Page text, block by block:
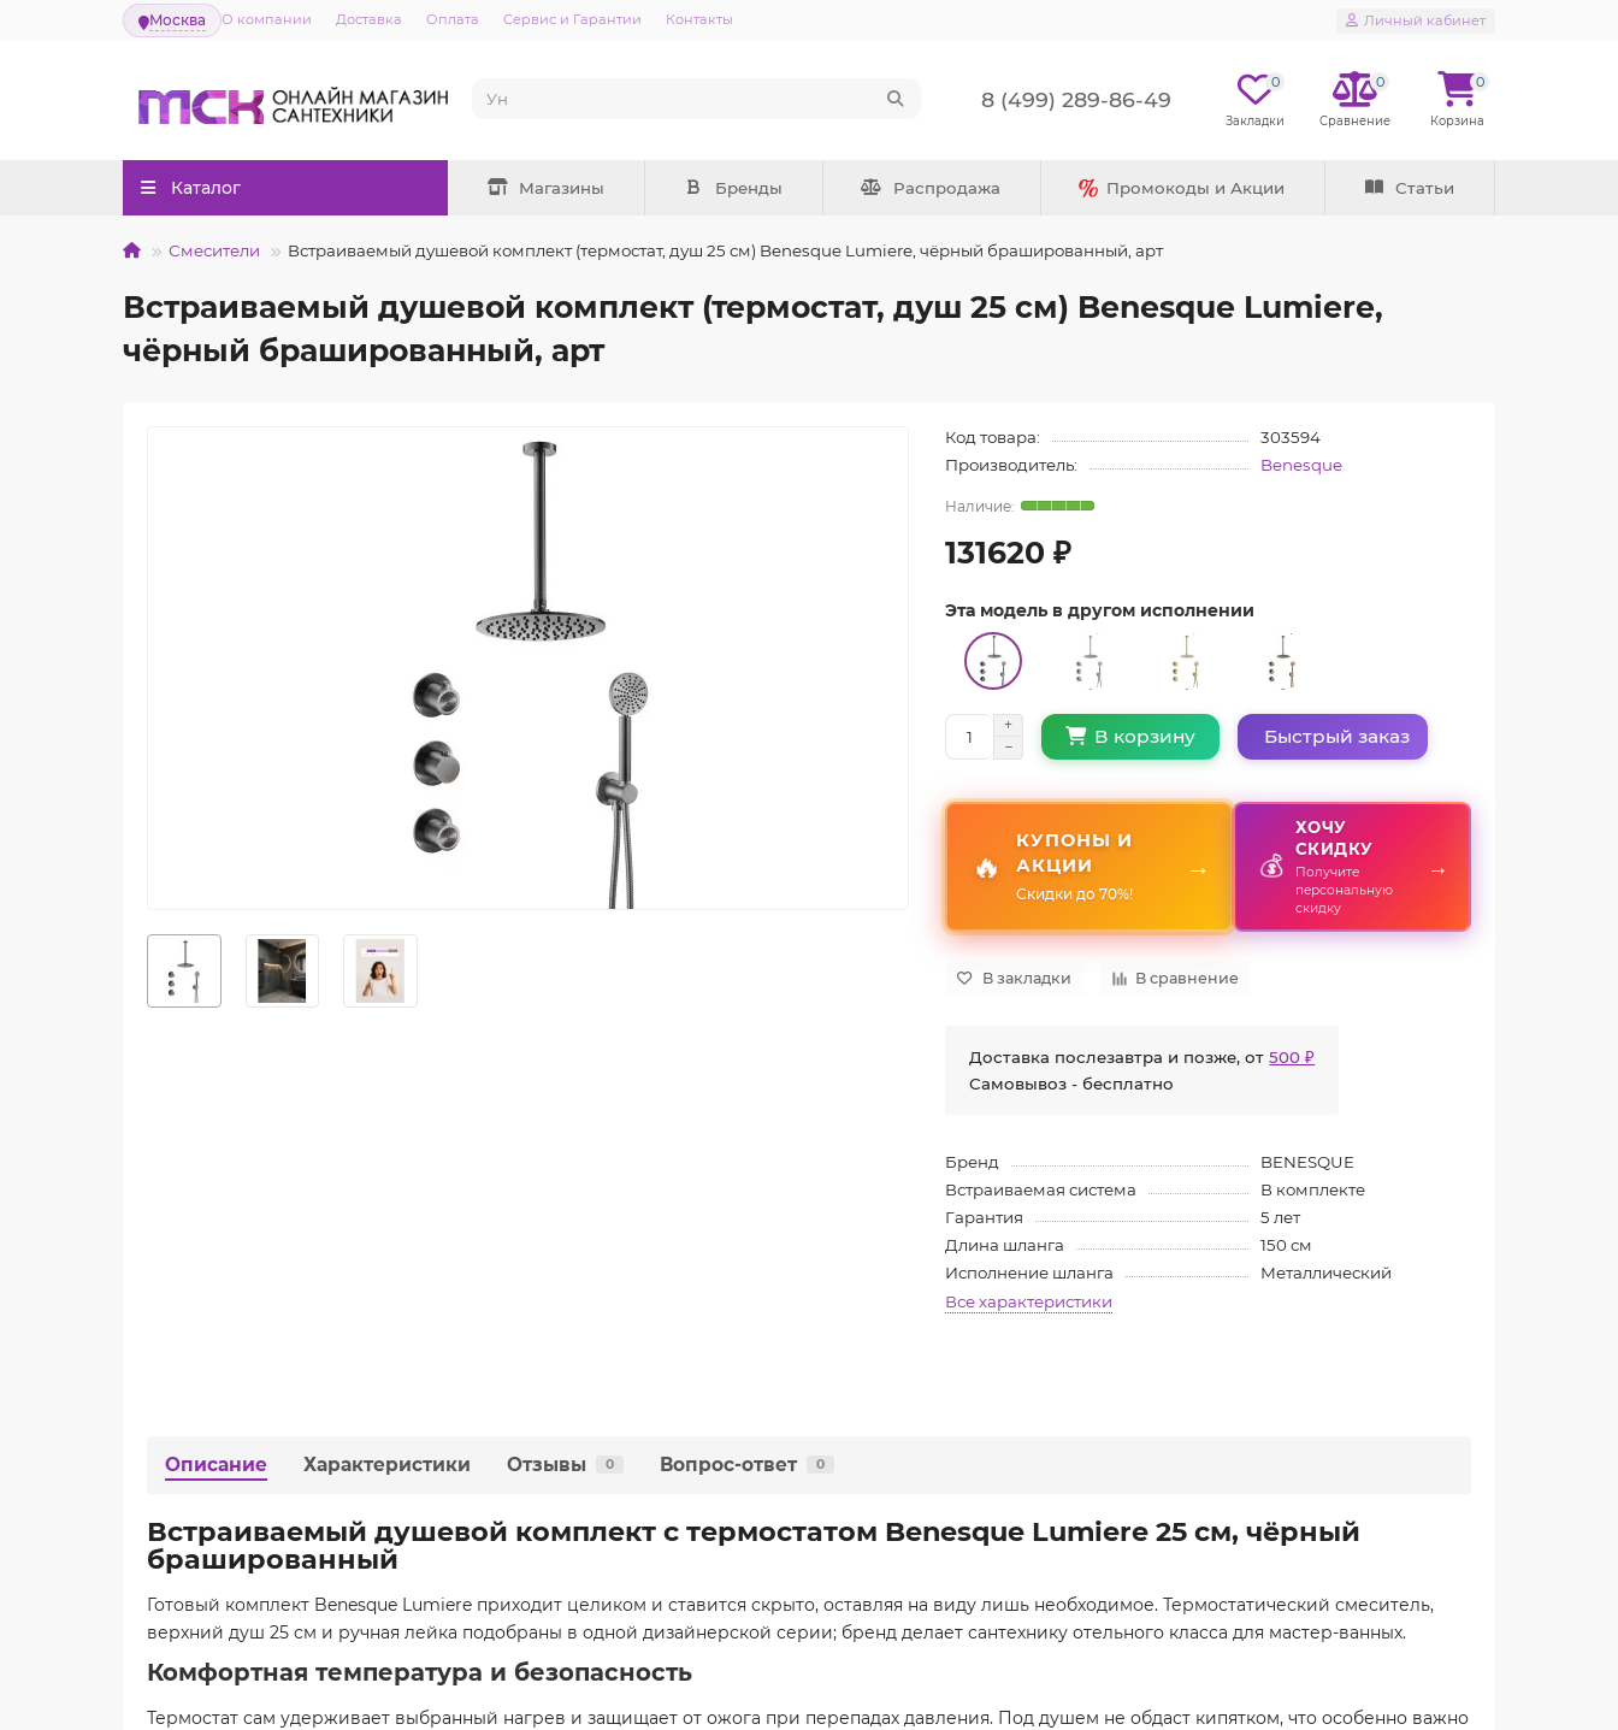
Москва О компании Доставка Оплата Сервис и Гарантии Контакты Личный кабинет
8 (499) 289-86-49
0 0 0
Каталог Магазины Бренды Распродажа Промокоды и Акции Статьи
Смесители Встраиваемый душевой комплект (термостат, душ 25 см) Benesque Lumiere, чёрный брашированный, арт
Встраиваемый душевой комплект (термостат, душ 25 см) Benesque Lumiere,
чёрный брашированный, арт
Код товара:
303594
Производитель:
Benesque
131620 ₽
Эта модель в другом исполнении
В корзину Быстрый заказ
🔥
КУПОНЫ И
АКЦИИ
Скидки до 70%!
→ 💰
ХОЧУ
СКИДКУ
Получите
персональную
скидку
→
В закладки В сравнение
Доставка послезавтра и позже, от500 ₽
Самовывоз - бесплатно
Бренд
BENESQUE
Встраиваемая система
В комплекте
Гарантия
5 лет
Длина шланга
150 см
Исполнение шланга
Металлический
Все характеристики
Описание Характеристики Отзывы 0 Вопрос-ответ 0
Встраиваемый душевой комплект с термостатом Benesque Lumiere 25 см, чёрный
брашированный
Готовый комплект Benesque Lumiere приходит целиком и ставится скрыто, оставляя на виду лишь необходимое. Термостатический смеситель,
верхний душ 25 см и ручная лейка подобраны в одной дизайнерской серии; бренд делает сантехнику отельного класса для мастер-ванных.
Комфортная температура и безопасность
Термостат сам удерживает выбранный нагрев и защищает от ожога при перепадах давления. Под душем не обдаст кипятком, что особенно важно